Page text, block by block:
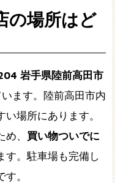
の場所はど
岩手県陸前高田市
ます。陸前高田市内
場所にあります。
、 買い物ついでに
す。駐車場も完備し
。